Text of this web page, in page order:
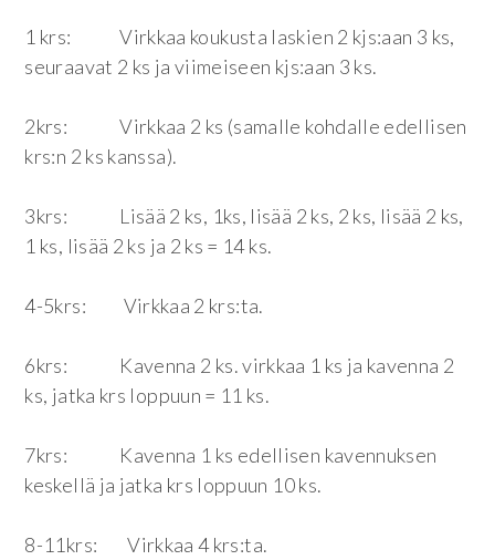
1 krs: Virkkaa koukusta laskien 2 kjs:aan 3 ks,
seuraavat 2 ks ja viimeiseen kjs:aan 3 ks.
2krs: Virkkaa 2 ks (samalle kohdalle edellisen
krs:n 2 ks kanssa).
3krs: Lisää 2 ks, 1ks, lisää 2 ks, 2 ks, lisää 2 ks,
1 ks, lisää 2 ks ja 2 ks = 14 ks.
4-5krs: Virkkaa 2 krs:ta.
6krs: Kavenna 2 ks. virkkaa 1 ks ja kavenna 2
ks, jatka krs loppuun = 11 ks.
7krs: Kavenna 1 ks edellisen kavennuksen
keskellä ja jatka krs loppuun 10 ks.
8-11krs: Virkkaa 4 krs:ta.